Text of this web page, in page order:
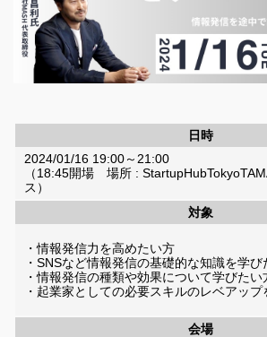
日時
2024/01/16 19:00～21:00
（18:45開場 場所 :
ス）
対象
・情報発信力を高めたい方
・SNSなど情報発信の基礎的な知識を学び
・情報発信の種類や効果について学びたい
・起業家としての必要スキルのレベアッ
会場